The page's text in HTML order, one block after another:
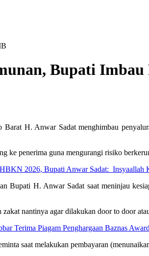
Bupati Imbau
H. Anwar Sadat menghimbau
ke penerima guna mengurangi risiko
2026, Bupati Anwar Sadat: Insyaallah
Bupati H. Anwar Sadat saat meninjau
nantinya agar dilakukan door to door
Terima Piagam Penghargaan Baznas
saat melakukan pembayaran